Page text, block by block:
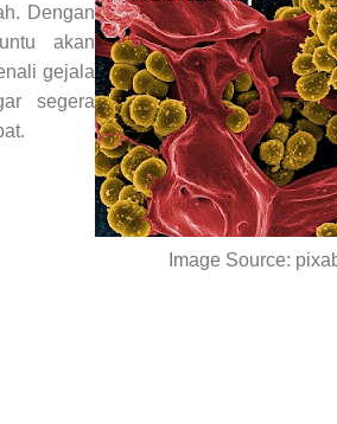
Image Source:
Dengan
akan
gejala
segera